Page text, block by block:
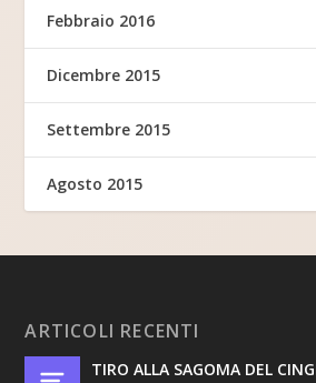
Febbraio 2016
Dicembre 2015
Settembre 2015
Agosto 2015
ARTICOLI RECENTI
TIRO ALLA SAGOMA DEL